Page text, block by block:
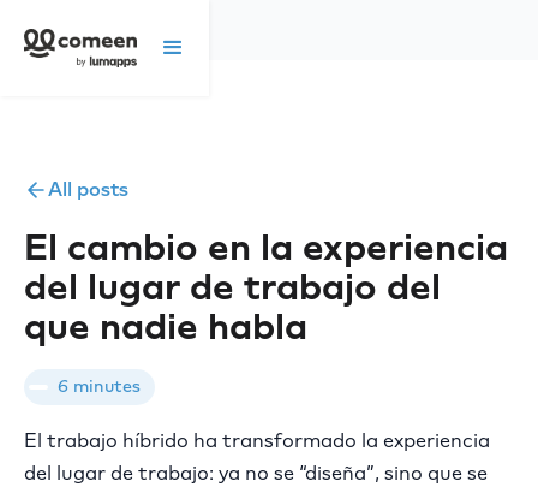
All posts
El cambio en la experiencia
del lugar de trabajo del
que nadie habla
6 minutes
El trabajo híbrido ha transformado la experiencia
del lugar de trabajo: ya no se “diseña”, sino que se